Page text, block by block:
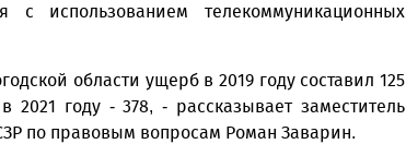
с использованием телекоммуникационных
области ущерб в 2019 году составил 125
году - 378, - рассказывает заместитель
по правовым вопросам Роман Заварин.